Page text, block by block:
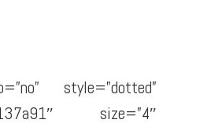
style=”dotted”
size=”4″